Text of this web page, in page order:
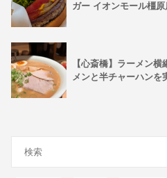
ガー イオンモール橿原
【心斎橋】ラーメン
メンと半チャーハンを